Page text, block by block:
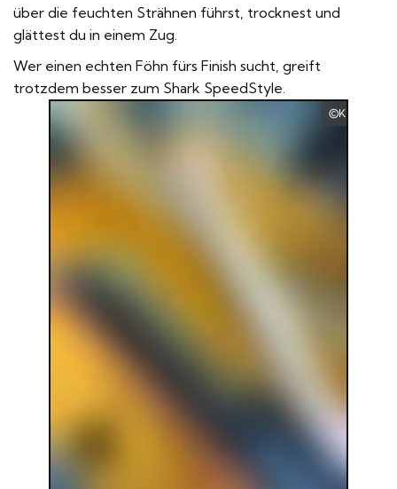
über die feuchten Strähnen führst, trocknest und
glättest du in einem Zug.
Wer einen echten Föhn fürs Finish sucht, greift
trotzdem besser zum Shark SpeedStyle
Kramer